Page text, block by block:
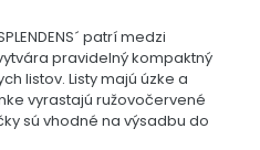
patrí medzi
pravidelný kompaktný
listov. Listy majú úzke a
vyrastajú ružovočervené
sú vhodné na výsadbu do